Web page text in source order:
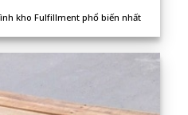
kho Fulfillment phổ biến nhất